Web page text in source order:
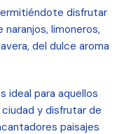
disfrutar
limoneros,
del dulce aroma
ideal para aquellos
y disfrutar de
paisajes